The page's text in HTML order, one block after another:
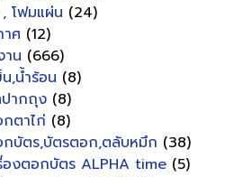
โฟมแผ่น (24)
ศ (12)
าน (666)
,น้ำร้อน (8)
ปากถุง (8)
ตาไก่ (8)
กบัตร,บัตรตอก,ตลับหมึก (38)
องตอกบัตร ALPHA time (5)